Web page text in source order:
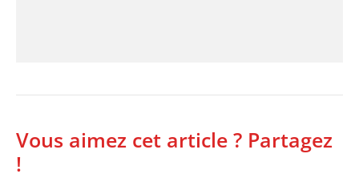
Vous aimez cet article ? Partagez
!